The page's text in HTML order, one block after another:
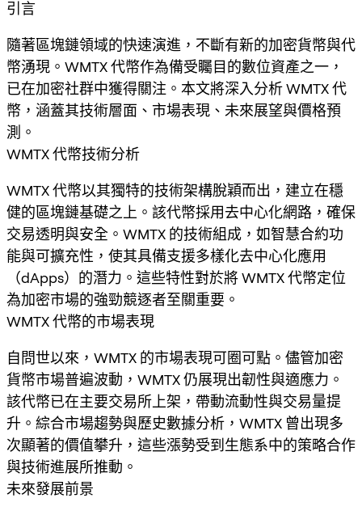
引言
隨著區塊鏈領域的快速演進，不斷有新的加密貨幣與代
幣湧現。WMTX 代幣作為備受矚目的數位資產之一，
已在加密社群中獲得關注。本文將深入分析 WMTX 代
幣，涵蓋其技術層面、市場表現、未來展望與價格預
測。
WMTX 代幣技術分析
WMTX 代幣以其獨特的技術架構脫穎而出，建立在穩
健的區塊鏈基礎之上。該代幣採用去中心化網路，確保
交易透明與安全。WMTX 的技術組成，如智慧合約功
能與可擴充性，使其具備支援多樣化去中心化應用
（dApps）的潛力。這些特性對於將 WMTX 代幣定位
為加密市場的強勁競逐者至關重要。
WMTX 代幣的市場表現
自問世以來，WMTX 的市場表現可圈可點。儘管加密
貨幣市場普遍波動，WMTX 仍展現出韌性與適應力。
該代幣已在主要交易所上架，帶動流動性與交易量提
升。綜合市場趨勢與歷史數據分析，WMTX 曾出現多
次顯著的價值攀升，這些漲勢受到生態系中的策略合作
與技術進展所推動。
未來發展前景